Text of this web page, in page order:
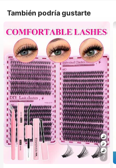
También podría gustarte
7